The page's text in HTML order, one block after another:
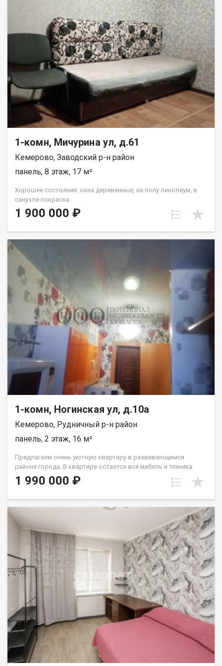
1-комн, Мичурина ул, д.61
Кемерово, Заводский р-н район
панель, 8 этаж, 17 м²
Хорошее состояние: окна деревянные, на полу линолеум, в
санузле покраска.
1 900 000 ₽
1-комн, Ногинская ул, д.10а
Кемерово, Рудничный р-н район
панель, 2 этаж, 16 м²
Предлагаем очень уютную квартиру в развивающимся
районе города. В квартире остается вся мебель и техника
(кухня, диван, шкаф, ст.машина, микроволновка). У
стеклопакета две рабочие створки, натяжной потолок,
направления в т.ч. торговые центры. Один собственник -
взрослый. Лена Васильева
1 990 000 ₽